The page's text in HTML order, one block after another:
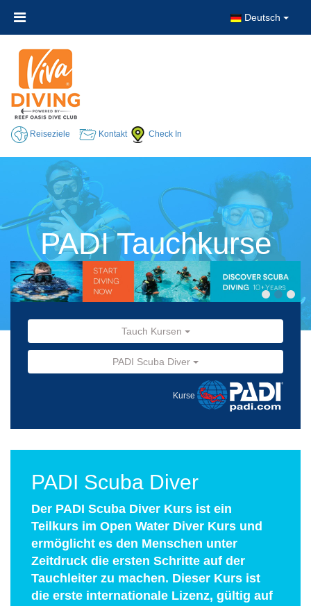
Deutsch
Reiseziele Kontakt Check In
PADI Tauchkurse
Tauch Kursen
PADI Scuba Diver
Kurse
PADI Scuba Diver
Der PADI Scuba Diver Kurs ist ein
Teilkurs im Open Water Diver Kurs und
ermöglicht es den Menschen unter
Zeitdruck die ersten Schritte auf der
Tauchleiter zu machen. Dieser Kurs ist
die erste internationale Lizenz, gültig auf